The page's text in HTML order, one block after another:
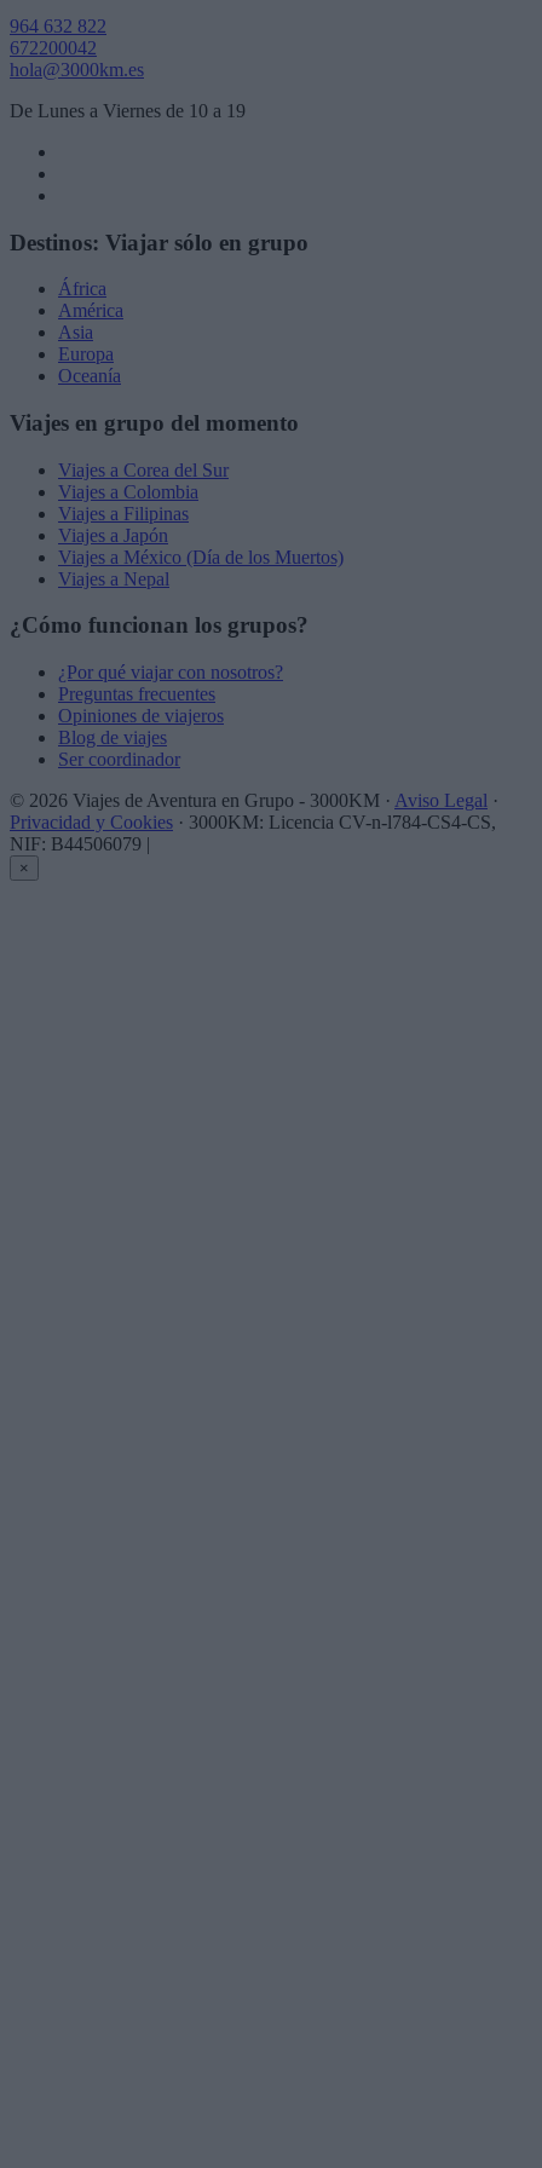
964 632 822
672200042
hola@3000km.es
De Lunes a Viernes de 10 a 19
Destinos: Viajar sólo en grupo
África
América
Asia
Europa
Oceanía
Viajes en grupo del momento
Viajes a Corea del Sur
Viajes a Colombia
Viajes a Filipinas
Viajes a Japón
Viajes a México (Día de los Muertos)
Viajes a Nepal
¿Cómo funcionan los grupos?
¿Por qué viajar con nosotros?
Preguntas frecuentes
Opiniones de viajeros
Blog de viajes
Ser coordinador
© 2026 Viajes de Aventura en Grupo - 3000KM · Aviso Legal ·
Privacidad y Cookies · 3000KM: Licencia CV-n-l784-CS4-CS,
NIF: B44506079 |
×